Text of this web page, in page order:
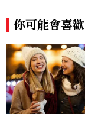
你可能會喜歡